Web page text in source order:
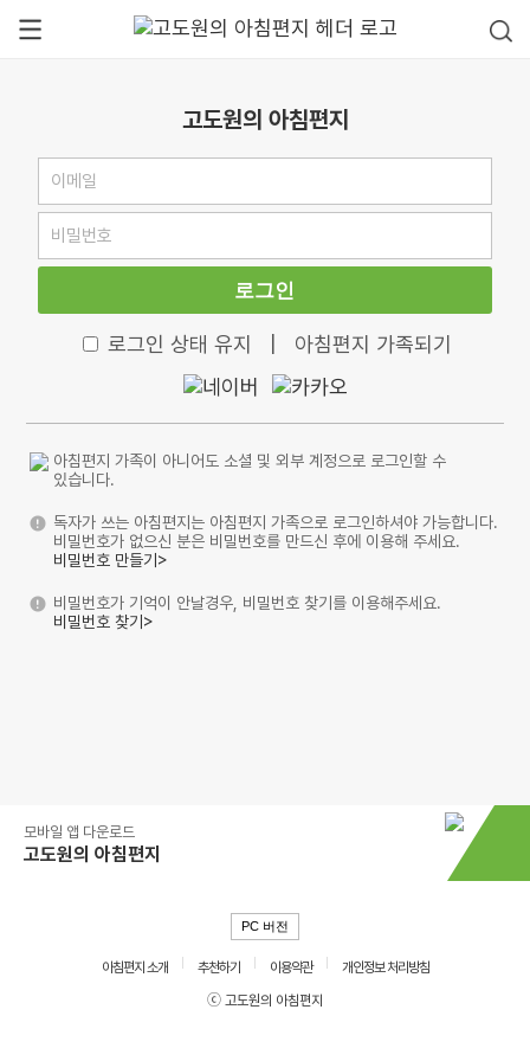
고도원의 아침편지
로그인
로그인 상태 유지 아침편지 가족되기
아침편지 가족이 아니어도 소셜 및 외부 계정으로 로그인할 수
있습니다.
독자가 쓰는 아침편지는 아침편지 가족으로 로그인하셔야 가능합니다.
비밀번호가 없으신 분은 비밀번호를 만드신 후에 이용해 주세요.
비밀번호 만들기>
비밀번호가 기억이 안날경우, 비밀번호 찾기를 이용해주세요.
비밀번호 찾기>
모바일 앱 다운로드
고도원의 아침편지
PC 버전
아침편지 소개 추천하기 이용약관
개인정보 처리방침
ⓒ 고도원의 아침편지